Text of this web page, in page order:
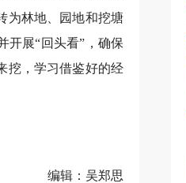
为林地、园地和挖塘
开展“回头看”，确保
挖，学习借鉴好的经
编辑：吴郑思